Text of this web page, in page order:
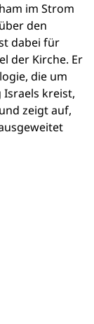
im Strom
den
dabei für
der Kirche. Er
die um
kreist,
zeigt auf,